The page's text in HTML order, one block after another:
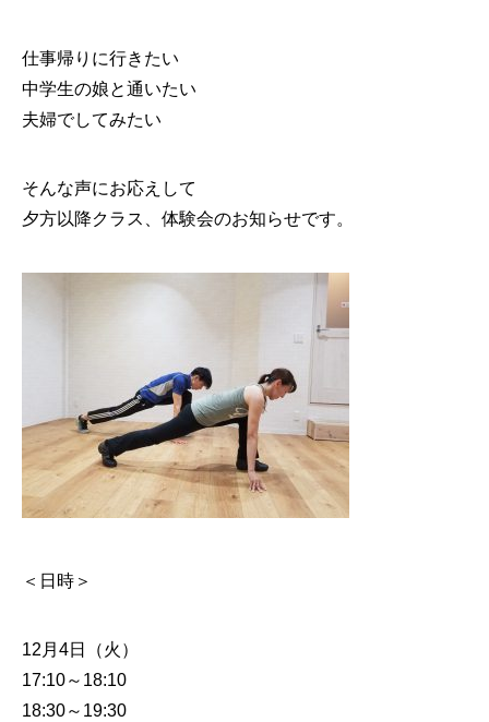
仕事帰りに行きたい
中学生の娘と通いたい
夫婦でしてみたい
そんな声にお応えして
夕方以降クラス、体験会のお知らせです。
＜日時＞
12月4日（火）
17:10～18:10
18:30～19:30